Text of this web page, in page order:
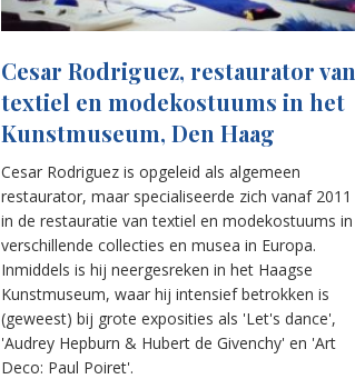
Cesar Rodriguez, restaurator van
textiel en modekostuums in het
Kunstmuseum, Den Haag
Cesar Rodriguez is opgeleid als algemeen
restaurator, maar specialiseerde zich vanaf 2011
in de restauratie van textiel en modekostuums in
verschillende collecties en musea in Europa.
Inmiddels is hij neergesreken in het Haagse
Kunstmuseum, waar hij intensief betrokken is
(geweest) bij grote exposities als 'Let's dance',
'Audrey Hepburn & Hubert de Givenchy' en 'Art
Deco: Paul Poiret'.